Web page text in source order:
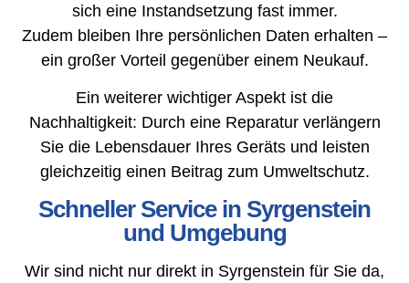
sich eine Instandsetzung fast immer.
Zudem bleiben Ihre persönlichen Daten erhalten –
ein großer Vorteil gegenüber einem Neukauf.
Ein weiterer wichtiger Aspekt ist die
Nachhaltigkeit: Durch eine Reparatur verlängern
Sie die Lebensdauer Ihres Geräts und leisten
gleichzeitig einen Beitrag zum Umweltschutz.
Schneller Service in Syrgenstein
und Umgebung
Wir sind nicht nur direkt in Syrgenstein für Sie da,